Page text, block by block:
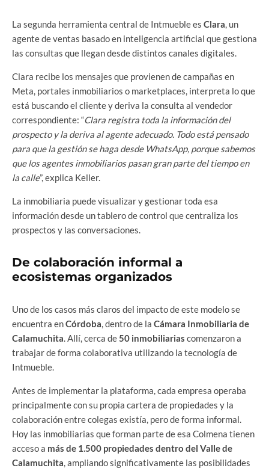
La segunda herramienta central de Intmueble es Clara, un
agente de ventas basado en inteligencia artificial que gestiona
las consultas que llegan desde distintos canales digitales.
Clara recibe los mensajes que provienen de campañas en
Meta, portales inmobiliarios o marketplaces, interpreta lo que
está buscando el cliente y deriva la consulta al vendedor
correspondiente: “Clara registra toda la información del
prospecto y la deriva al agente adecuado. Todo está pensado
para que la gestión se haga desde WhatsApp, porque sabemos
que los agentes inmobiliarios pasan gran parte del tiempo en
la calle”, explica Keller.
La inmobiliaria puede visualizar y gestionar toda esa
información desde un tablero de control que centraliza los
prospectos y las conversaciones.
De colaboración informal a
ecosistemas organizados
Uno de los casos más claros del impacto de este modelo se
encuentra enCórdoba, dentro de la Cámara Inmobiliaria de
Calamuchita. Allí, cerca de50 inmobiliarias comenzaron a
trabajar de forma colaborativa utilizando la tecnología de
Intmueble.
Antes de implementar la plataforma, cada empresa operaba
principalmente con su propia cartera de propiedades y la
colaboración entre colegas existía, pero de forma informal.
Hoy las inmobiliarias que forman parte de esa Colmena tienen
acceso a más de 1.500 propiedades dentro del Valle de
Calamuchita, ampliando significativamente las posibilidades